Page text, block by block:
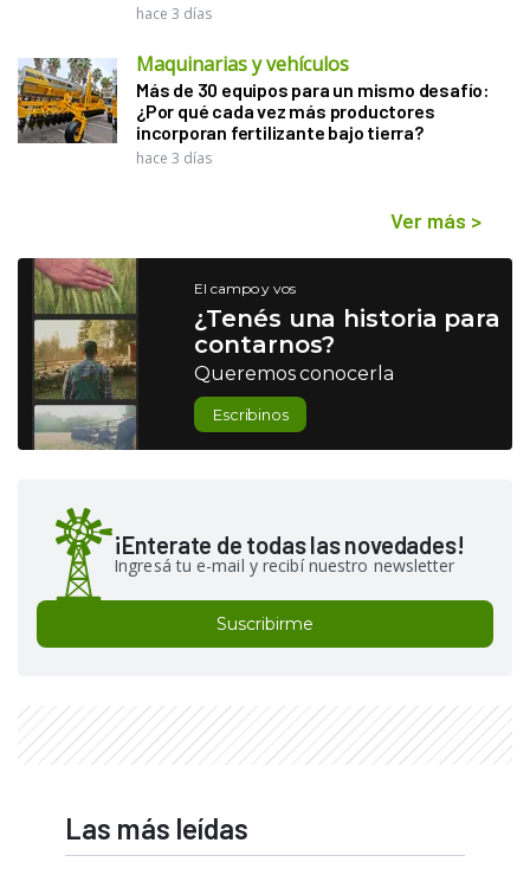
hace 3 días
Maquinarias y vehículos
Más de 30 equipos para un mismo desafío:
¿Por qué cada vez más productores
incorporan fertilizante bajo tierra?
hace 3 días
Ver más >
El campo y vos
¿Tenés una historia para
contarnos?
Queremos conocerla
Escribinos
¡Enterate de todas las novedades!
Ingresá tu e-mail y recibí nuestro newsletter
Suscribirme
Las más leídas